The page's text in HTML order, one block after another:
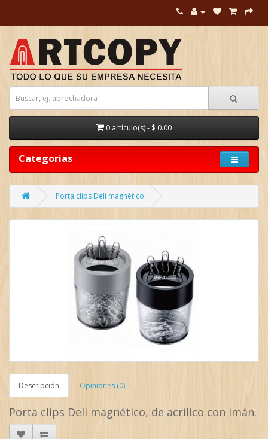
0 artículo(s) - $ 0.00
Categorias
Porta clips Deli magnético
Descripción Opiniones (0)
Porta clips Deli magnético, de acrílico con imán.